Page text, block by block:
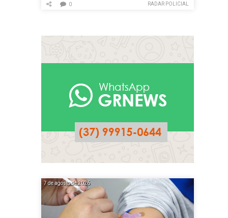
RADAR POLICIAL
0
7 de agosto de 2026